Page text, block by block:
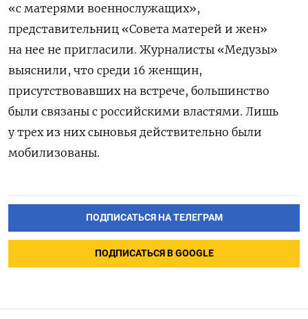
«с матерями военнослужащих»,
представительниц «Совета матерей и жен»
на нее не пригласили. Журналисты «Медузы»
выяснили, что среди 16 женщин,
присутствовавших на встрече, большинство
были связаны с российскими властями. Лишь
у трех из них сыновья действительно были
мобилизованы.
ПОДПИСАТЬСЯ НА ТЕЛЕГРАМ
ПОДПИСАТЬСЯ В GOOGLE